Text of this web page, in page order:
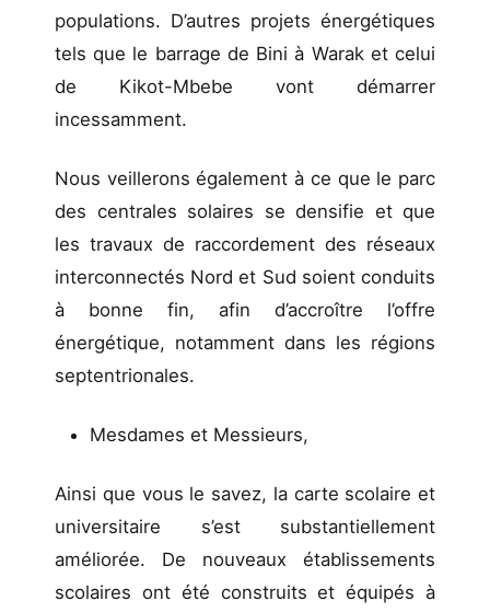
populations. D’autres projets énergétiques
tels que le barrage de Bini à Warak et celui
de Kikot-Mbebe vont démarrer
incessamment.
Nous veillerons également à ce que le parc
des centrales solaires se densifie et que
les travaux de raccordement des réseaux
interconnectés Nord et Sud soient conduits
à bonne fin, afin d’accroître l’offre
énergétique, notamment dans les régions
septentrionales.
Mesdames et Messieurs,
Ainsi que vous le savez, la carte scolaire et
universitaire s’est substantiellement
améliorée. De nouveaux établissements
scolaires ont été construits et équipés à